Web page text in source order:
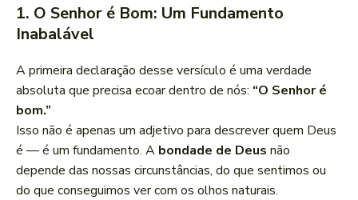
1. O Senhor é Bom: Um Fundamento
Inabalável
A primeira declaração desse versículo é uma verdade
absoluta que precisa ecoar dentro de nós: “O Senhor é
bom.”
Isso não é apenas um adjetivo para descrever quem Deus
é — é um fundamento. A bondade de Deus não
depende das nossas circunstâncias, do que sentimos ou
do que conseguimos ver com os olhos naturais.